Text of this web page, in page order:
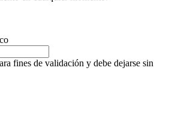
fines de validación y debe dejarse sin